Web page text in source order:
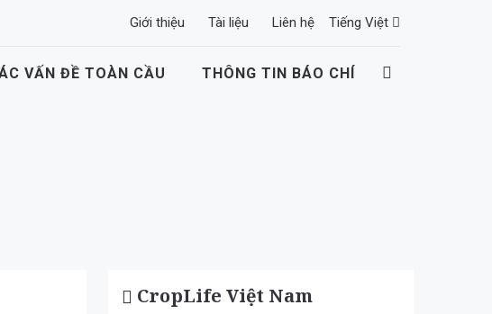
Giới thiệu Tài liệu Liên hệ Tiếng Việt
VẤN ĐỀ TOÀN CẦU THÔNG TIN BÁO CHÍ
CropLife Việt Nam